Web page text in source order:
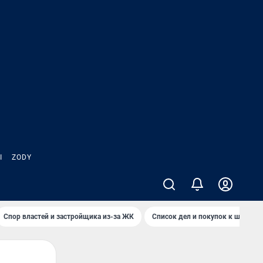
ZODY
Спор властей и застройщика из-за ЖК Список дел и покупок к школе